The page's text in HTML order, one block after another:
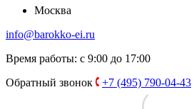
Москва
info@barokko-ei.ru
Время работы: с 9:00 до 17:00
Обратный звонок
+7 (495) 790-04-43